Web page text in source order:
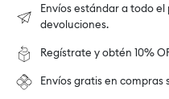
Envíos estándar a todo el
devoluciones.
Regístrate y obtén 10%
Envíos gratis en compras